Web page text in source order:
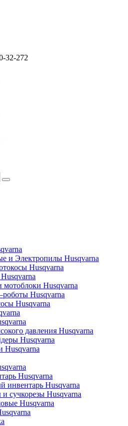
32-272
и Электропилы Нusqvarna
Нusqvarna
мотоблоки Husqvarna
Husqvarna
Husqvarna
давления Husqvarna
Husqvarna
Husqvarna
Husqvarna
инвентарь Husqvarna
сучкорезы Husqvarna
Husqvarna